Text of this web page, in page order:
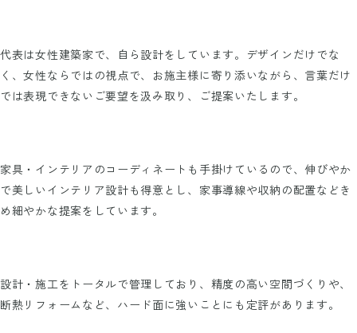
代表は女性建築家で、自ら設計をしています。デザインだけでな
く、女性ならではの視点で、お施主様に寄り添いながら、言葉だけ
では表現できないご要望を汲み取り、ご提案いたします。
家具・インテリアのコーディネートも手掛けているので、伸びやか
で美しいインテリア設計も得意とし、家事導線や収納の配置などき
め細やかな提案をしています。
設計・施工をトータルで管理しており、精度の高い空間づくりや、
断熱リフォームなど、ハード面に強いことにも定評があります。